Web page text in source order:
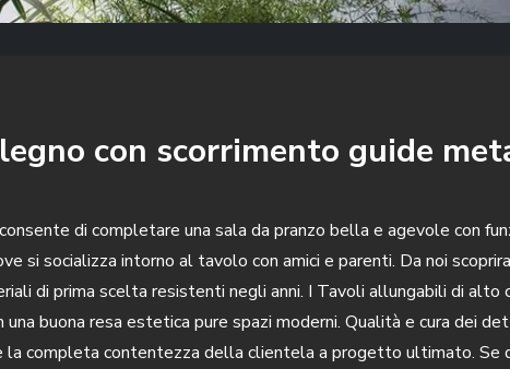
con scorrimento guide
di completare una sala da pranzo bella e agevole con
si socializza intorno al tavolo con amici e parenti. Da noi
di prima scelta resistenti negli anni. I Tavoli allungabili di
una buona resa estetica pure spazi moderni. Qualità e cura dei
la completa contentezza della clientela a progetto ultimato. Se